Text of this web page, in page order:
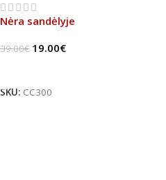
Nėra sandėlyje
39.00€ 19.00€
SKU: CC300